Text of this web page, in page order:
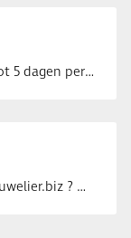
VERKOOPMEDEWERKER HORLOGES 4 tot 5 dagen per week Heb jij een passie voor …
Uw vacature voor 4 weken op www.dejuwelier.biz ? Neem dan contact op met …